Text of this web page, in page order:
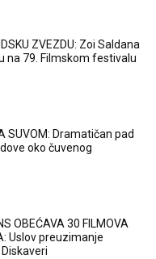
ZVEZDU: Zoi Saldana
na 79. Filmskom festivalu
SUVOM: Dramatičan pad
oko čuvenog
OBEĆAVA 30 FILMOVA
Uslov preuzimanje